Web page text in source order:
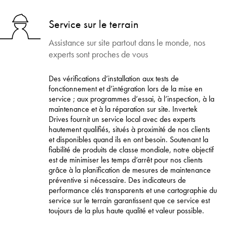
Service sur le terrain
Assistance sur site partout dans le monde, nos
experts sont proches de vous
Des vérifications d’installation aux tests de
fonctionnement et d’intégration lors de la mise en
service ; aux programmes d’essai, à l’inspection, à la
maintenance et à la réparation sur site. Invertek
Drives fournit un service local avec des experts
hautement qualifiés, situés à proximité de nos clients
et disponibles quand ils en ont besoin. Soutenant la
fiabilité de produits de classe mondiale, notre objectif
est de minimiser les temps d’arrêt pour nos clients
grâce à la planification de mesures de maintenance
préventive si nécessaire. Des indicateurs de
performance clés transparents et une cartographie du
service sur le terrain garantissent que ce service est
toujours de la plus haute qualité et valeur possible.